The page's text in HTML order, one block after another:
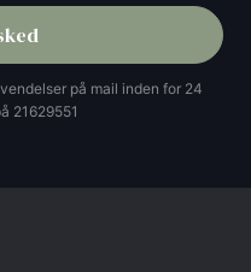
på mail inden for 24
21629551